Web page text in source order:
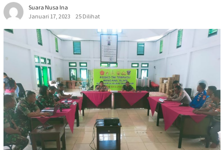
Suara Nusa Ina
Januari 17, 2023
25 Dilihat